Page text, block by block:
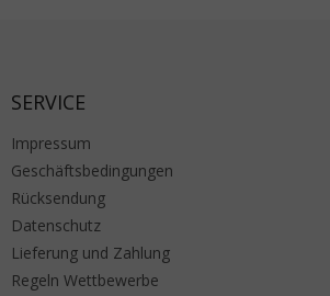
SERVICE
Impressum
Geschäftsbedingungen
Rücksendung
Datenschutz
Lieferung und Zahlung
Regeln Wettbewerbe